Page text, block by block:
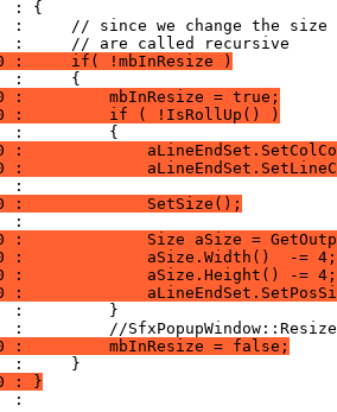
:     if( !mbInResize )
:         mbInResize = true;
:         if ( !IsRollUp() )
:
:
:             SetSize();
:             Size aSize =
:             aSize.Width()  -= 4;
:             aSize.Height() -= 4;
:
:         mbInResize = false;
: }